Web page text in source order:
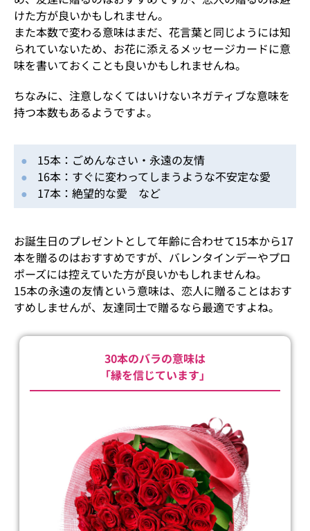
けた方が良いかもしれません。
また本数で変わる意味はまだ、花言葉と同じようには知
られていないため、お花に添えるメッセージカードに意
味を書いておくことも良いかもしれませんね。
ちなみに、注意しなくてはいけないネガティブな意味を
持つ本数もあるようですよ。
15本：ごめんなさい・永遠の友情
16本：すぐに変わってしまうような不安定な愛
17本：絶望的な愛 など
お誕生日のプレゼントとして年齢に合わせて15本から17
本を贈るのはおすすめですが、バレンタインデーやプロ
ポーズには控えていた方が良いかもしれませんね。
15本の永遠の友情という意味は、恋人に贈ることはおす
すめしませんが、友達同士で贈るなら最適ですよね。
30本のバラの意味は
「縁を信じています」